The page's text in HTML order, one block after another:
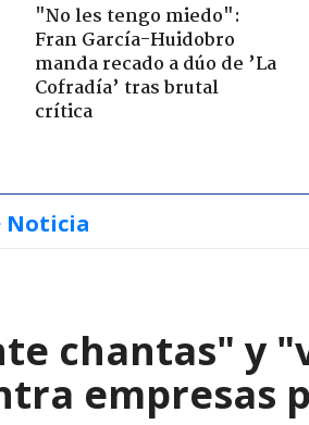
"No les tengo miedo":
Fran García-Huidobro
manda recado a dúo de ’La
Cofradía’ tras brutal
crítica
Noticia
chantas" y
empresas